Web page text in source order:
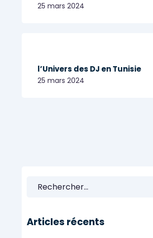
25 mars 2024
l’Univers des DJ en Tunisie
25 mars 2024
Rechercher :
Articles récents